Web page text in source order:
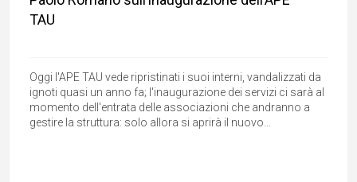
TAU
Oggi l'APE TAU vede ripristinati i suoi interni, vandalizzati da
ignoti quasi un anno fa; l'inaugurazione dei servizi ci sarà al
momento dell'entrata delle associazioni che andranno a
gestire la struttura: solo allora si aprirà il nuovo...